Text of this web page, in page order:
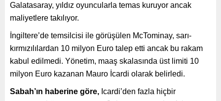
Galatasaray, yıldız oyuncularla temas kuruyor ancak
maliyetlere takılıyor.
İngiltere’de temsilcisi ile görüşülen McTominay, sarı-
kırmızılılardan 10 milyon Euro talep etti ancak bu rakam
kabul edilmedi. Yönetim, maaş skalasında üst limiti 10
milyon Euro kazanan Mauro İcardi olarak belirledi.
Sabah’ın haberine göre, Icardi’den fazla hiçbir